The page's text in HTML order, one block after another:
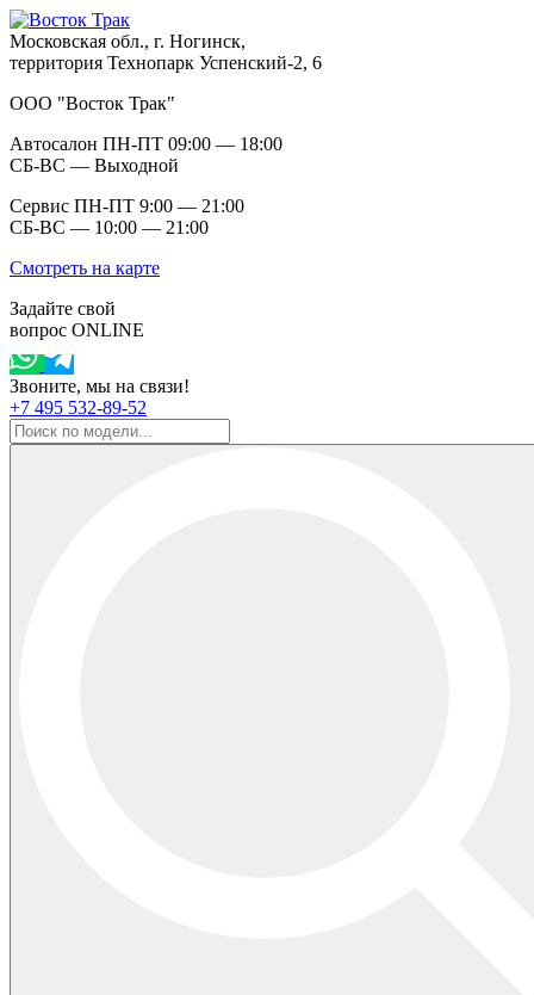
Московская обл., г. Ногинск,
территория Технопарк Успенский-2, 6
ООО "Восток Трак"
Автосалон ПН-ПТ 09:00 — 18:00
СБ-ВС — Выходной
Сервис ПН-ПТ 9:00 — 21:00
СБ-ВС — 10:00 — 21:00
Смотреть на карте
Задайте свой
вопрос ONLINE
Звоните, мы на связи!
+7 495 532-89-52